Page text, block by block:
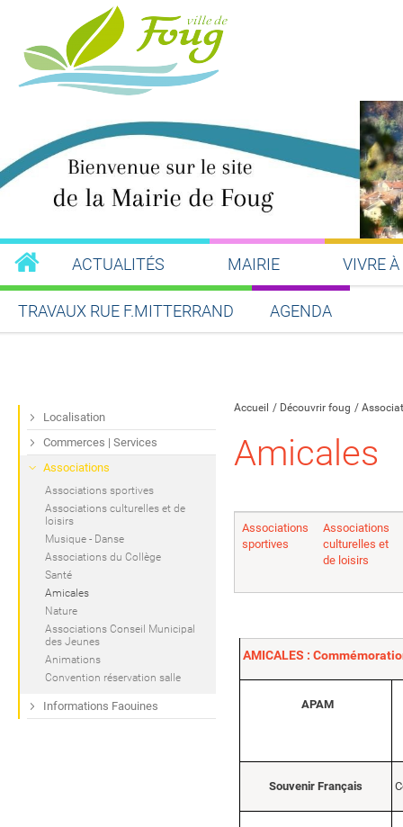
ACTUALITÉS MAIRIE VIVRE
TRAVAUX RUE F.MITTERRAND AGENDA
Accueil Découvrir foug
Amicales
Associations
sportives
Associations
culturelles et
de loisirs
AMICALES :
APAM
Souvenir Français
Localisation
Commerces | Services
Associations
Associations sportives
Associations culturelles et de
loisirs
Musique - Danse
Associations du Collège
Santé
Amicales
Nature
Associations Conseil Municipal
des Jeunes
Animations
Convention réservation salle
Informations Faouines